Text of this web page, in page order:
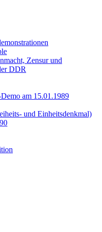
Zensur und
DDR
am 15.01.1989
und Einheitsdenkmal)